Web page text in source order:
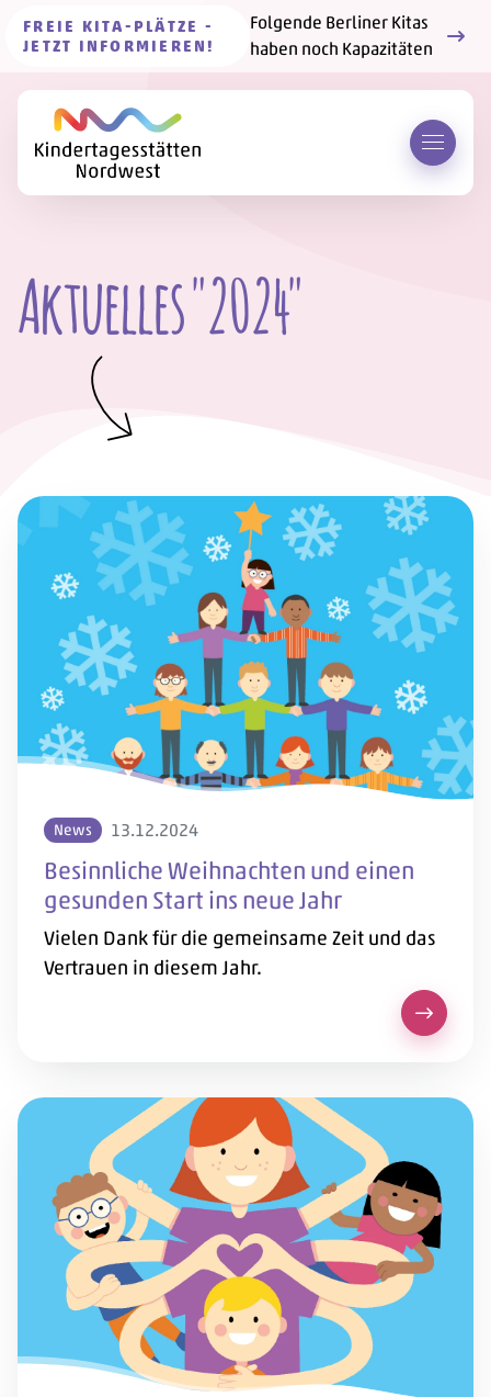
FREIE KITA-PLÄTZE -
JETZT INFORMIEREN!
Folgende Berliner Kitas
haben noch Kapazitäten
Aktuelles "2024"
News 13.12.2024
Besinnliche Weihnachten und einen
gesunden Start ins neue Jahr
Vielen Dank für die gemeinsame Zeit und das
Vertrauen in diesem Jahr.